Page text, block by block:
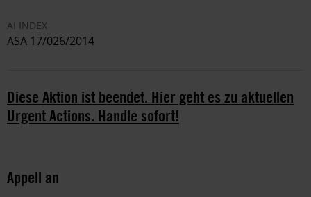
AI INDEX
ASA 17/026/2014
Diese Aktion ist beendet. Hier geht es zu aktuellen
Urgent Actions. Handle sofort!
Appell an